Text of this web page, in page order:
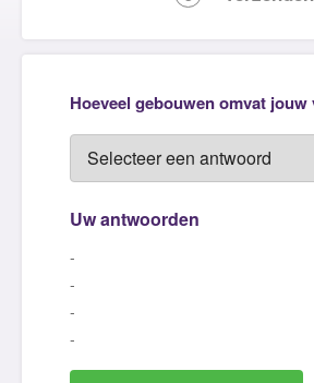
Hoeveel gebouwen omvat
Uw antwoorden
-
-
-
-